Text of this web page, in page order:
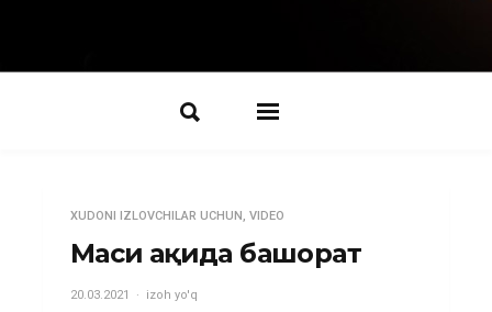
XUDONI IZLOVCHILAR UCHUN, VIDEO
Масиҳ ҳақида башорат
20.03.2021 izoh yo'q